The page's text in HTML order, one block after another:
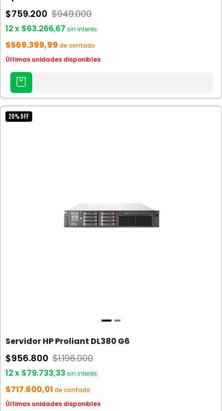
$759.200 $949.000
12x $63.266,67 sin interés
$569.399,99 de contado
Últimas unidades disponibles
AGREGAR
CARRITO
20%OFF
Servidor HP Proliant DL380 G6
$956.800 $1.196.000
12x $79.733,33 sin interés
$717.600,01 de contado
Últimas unidades disponibles